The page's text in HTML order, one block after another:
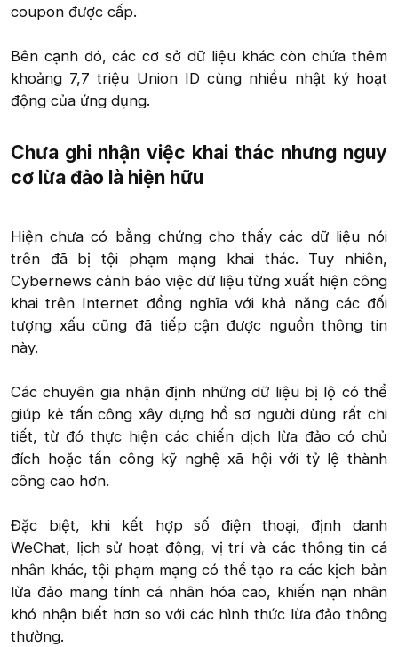
coupon được cấp.
Bên cạnh đó, các cơ sở dữ liệu khác còn chứa thêm
khoảng 7,7 triệu Union ID cùng nhiều nhật ký hoạt
động của ứng dụng.​
Chưa ghi nhận việc khai thác nhưng nguy
cơ lừa đảo là hiện hữu​
Hiện chưa có bằng chứng cho thấy các dữ liệu nói
trên đã bị tội phạm mạng khai thác. Tuy nhiên,
Cybernews cảnh báo việc dữ liệu từng xuất hiện công
khai trên Internet đồng nghĩa với khả năng các đối
tượng xấu cũng đã tiếp cận được nguồn thông tin
này.
Các chuyên gia nhận định những dữ liệu bị lộ có thể
giúp kẻ tấn công xây dựng hồ sơ người dùng rất chi
tiết, từ đó thực hiện các chiến dịch lừa đảo có chủ
đích hoặc tấn công kỹ nghệ xã hội với tỷ lệ thành
công cao hơn.
Đặc biệt, khi kết hợp số điện thoại, định danh
WeChat, lịch sử hoạt động, vị trí và các thông tin cá
nhân khác, tội phạm mạng có thể tạo ra các kịch bản
lừa đảo mang tính cá nhân hóa cao, khiến nạn nhân
khó nhận biết hơn so với các hình thức lừa đảo thông
thường.